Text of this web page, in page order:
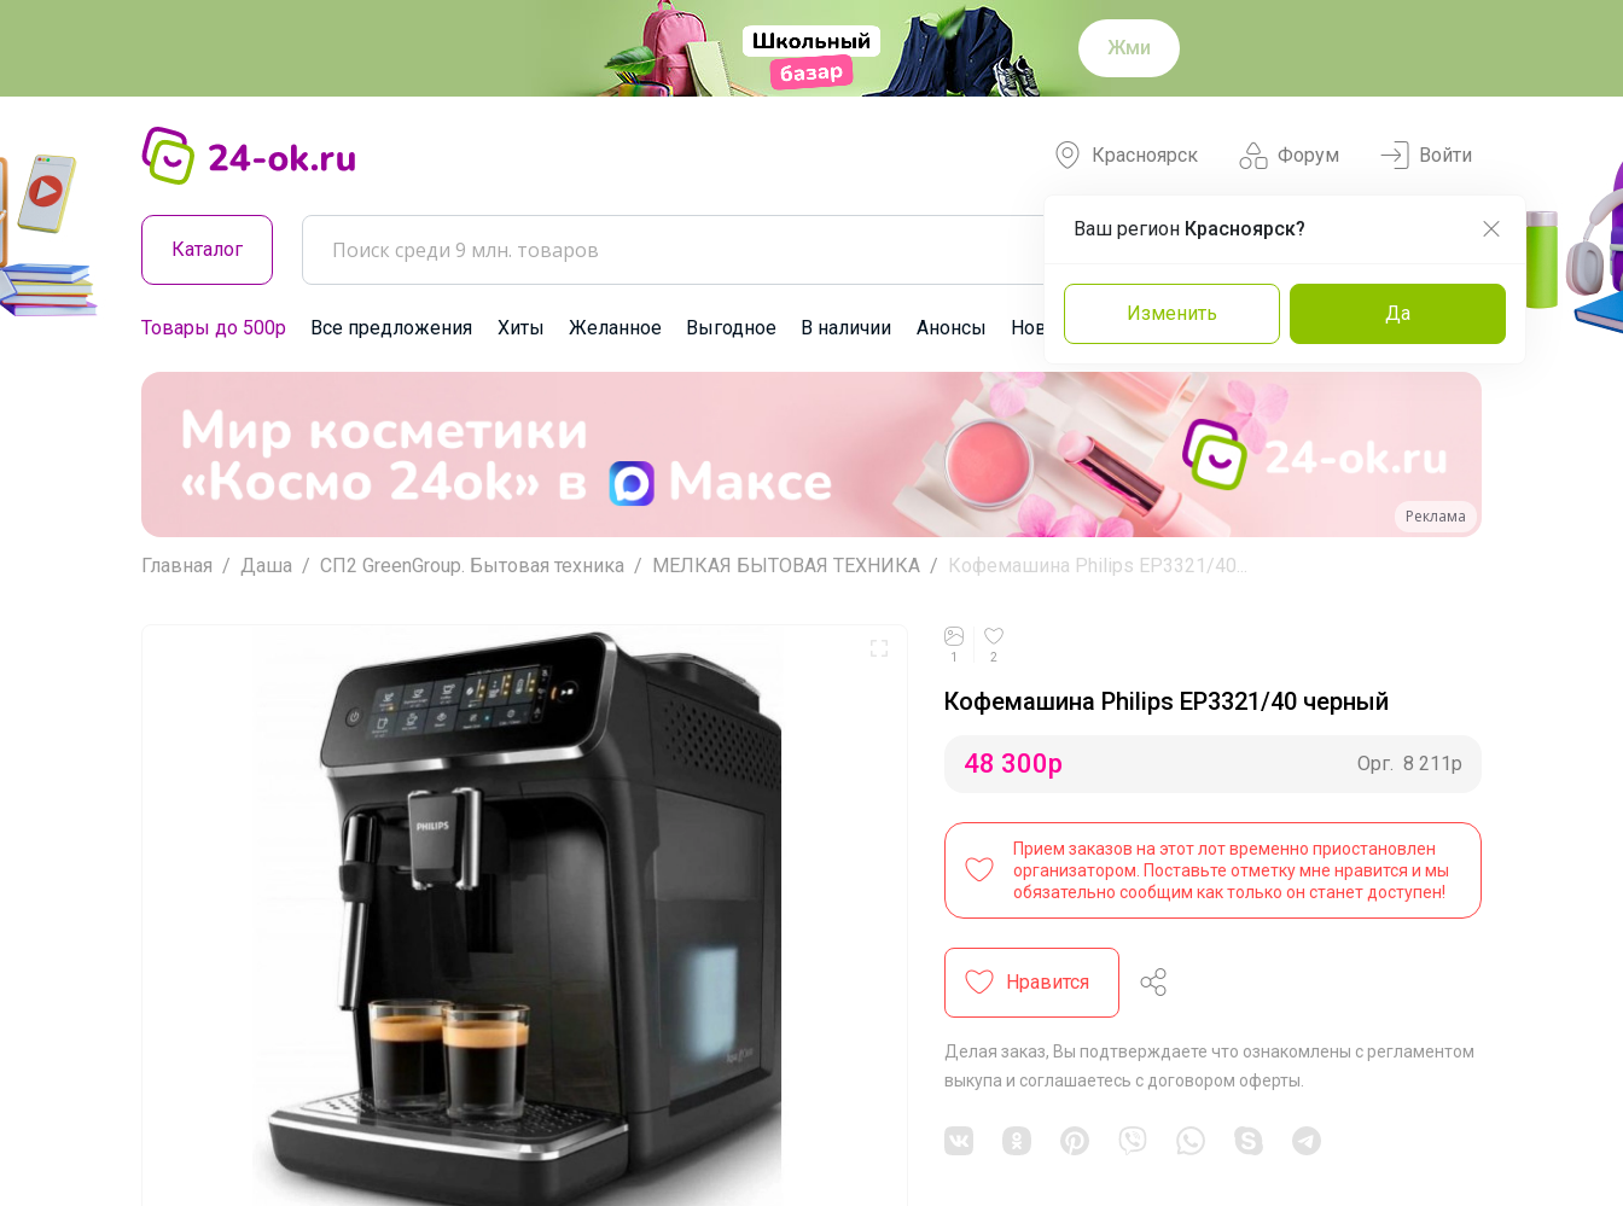
Жми
Форум
Красноярск
Ваш регион Красноярск?
Изменить Да
Войти
Каталог
Товары до 500р Все предложения Хиты Желанное Выгодное В наличии Анонсы Новости Команда Эксперты
Реклама
Главная Даша СП2 GreenGroup. Бытовая техника МЕЛКАЯ БЫТОВАЯ ТЕХНИКА Кофемашина Philips EP3321/40...
1 2
Кофемашина Philips EP3321/40 черный
48 300р Орг. 8 211р
Прием заказов на этот лот временно приостановлен
организатором. Поставьте отметку мне нравится и мы
обязательно сообщим как только он станет доступен!
Нравится
Делая заказ, Вы подтверждаете что ознакомлены с регламентом
выкупа и соглашаетесь с договором оферты